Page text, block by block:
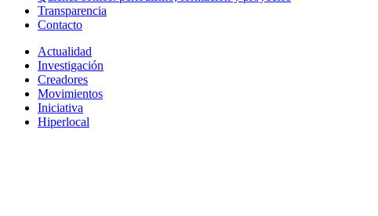
Transparencia
Contacto
Actualidad
Investigación
Creadores
Movimientos
Iniciativa
Hiperlocal